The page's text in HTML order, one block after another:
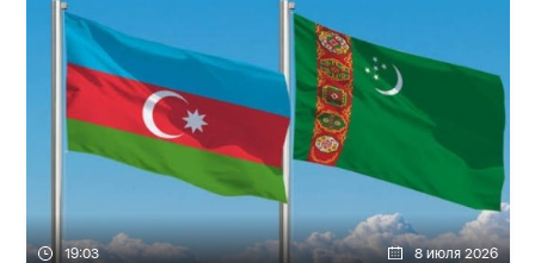
19:03 8 июля 2026